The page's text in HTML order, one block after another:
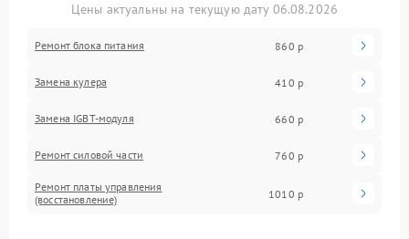
Цены актуальны на текущую дату 06.08.2026
Ремонт блока питания 860 р
Замена кулера 410 р
Замена IGBT-модуля 660 р
Ремонт силовой части 760 р
Ремонт платы управления
(восстановление)
1010 р